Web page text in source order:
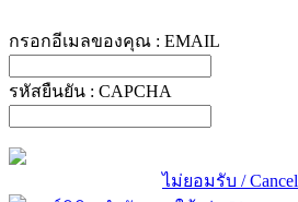
กรอกอีเมลของคุณ : EMAIL
รหัสยืนยัน : CAPCHA
ไม่ยอมรับ / Cancel